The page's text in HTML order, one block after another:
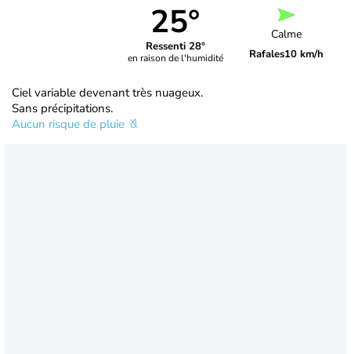
25°
Ressenti 28°
en raison de l'humidité
Calme
Rafales10 km/h
Ciel variable devenant très nuageux.
Sans précipitations.
Aucun risque de pluie